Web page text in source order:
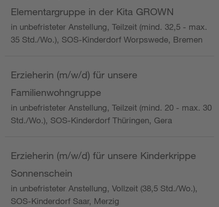
Elementargruppe in der Kita GROWN
in unbefristeter Anstellung, Teilzeit (mind. 32,5 - max.
35 Std./Wo.), SOS-Kinderdorf Worpswede, Bremen
Erzieherin (m/w/d) für unsere
Familienwohngruppe
in unbefristeter Anstellung, Teilzeit (mind. 20 - max. 30
Std./Wo.), SOS-Kinderdorf Thüringen, Gera
Erzieherin (m/w/d) für unsere Kinderkrippe
Sonnenschein
in unbefristeter Anstellung, Vollzeit (38,5 Std./Wo.),
SOS-Kinderdorf Saar, Merzig